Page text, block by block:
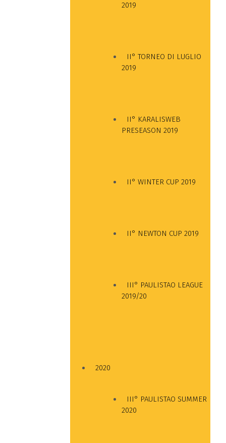
2019
II° TORNEO DI LUGLIO
2019
II° KARALISWEB
PRESEASON 2019
II° WINTER CUP 2019
II° NEWTON CUP 2019
III° PAULISTAO LEAGUE
2019/20
2020
III° PAULISTAO SUMMER
2020